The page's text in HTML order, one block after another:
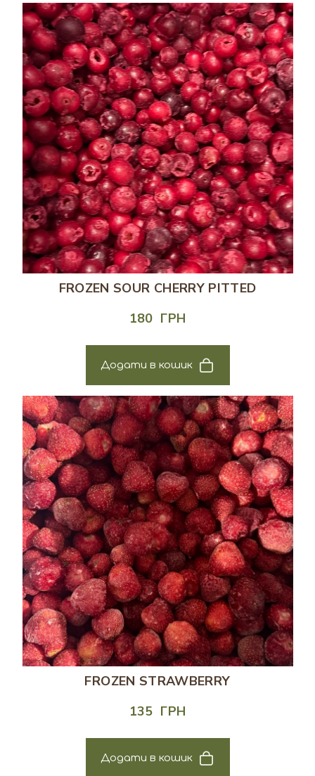
FROZEN SOUR CHERRY PITTED
180  ГРН
Додати в кошик
FROZEN STRAWBERRY
135  ГРН
Додати в кошик